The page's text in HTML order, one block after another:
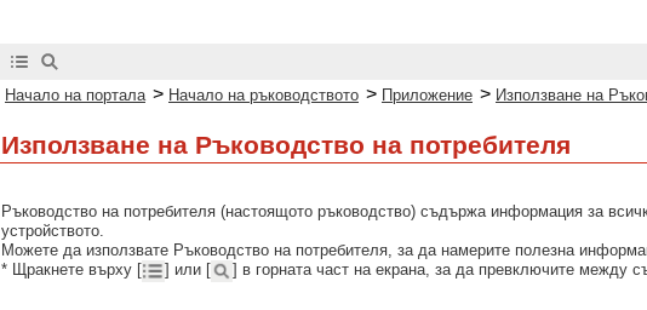
Начало на портала > Начало на ръководството > Приложение > Използване на
Използване на Ръководство на потребителя
Ръководство на потребителя (настоящото ръководство) съдържа информация за
устройството.
Можете да използвате Ръководство на потребителя, за да намерите полезна
* Щракнете върху [
] или [ ] в горната част на екрана, за да превключите между